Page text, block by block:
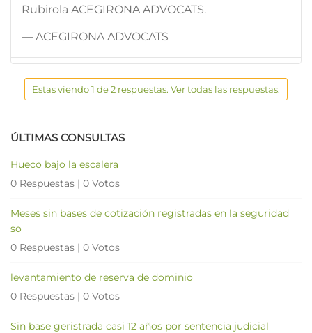
Rubirola ACEGIRONA ADVOCATS.
— ACEGIRONA ADVOCATS
Estas viendo 1 de 2 respuestas. Ver todas las respuestas.
ÚLTIMAS CONSULTAS
Hueco bajo la escalera
0 Respuestas | 0 Votos
Meses sin bases de cotización registradas en la seguridad
so
0 Respuestas | 0 Votos
levantamiento de reserva de dominio
0 Respuestas | 0 Votos
Sin base geristrada casi 12 años por sentencia judicial